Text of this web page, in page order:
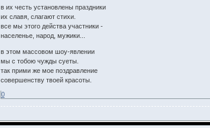
в их честь установлены праздники
их славя, слагают стихи.
все мы этого действа участники -
населенье, народ, мужики...
в этом массовом шоу-явлении
мы с тобою чужды суеты.
так прими же мое поздравление
совершенству твоей красоты.
0